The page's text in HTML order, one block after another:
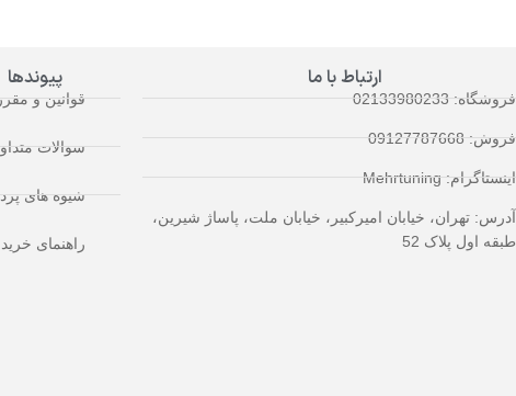
ارتباط با ما
فروشگاه: 02133980233
فروش: 09127787668
اینستاگرام: Mehrtuning
آدرس: تهران، خیابان امیرکبیر، خیابان ملت، پاساژ شیرین،
طبقه اول پلاک 52
پیوندها
قوانین و
سوالات
شیوه های
راهنمای خرید